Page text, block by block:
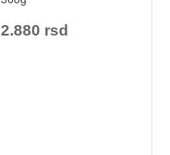
2.880 rsd